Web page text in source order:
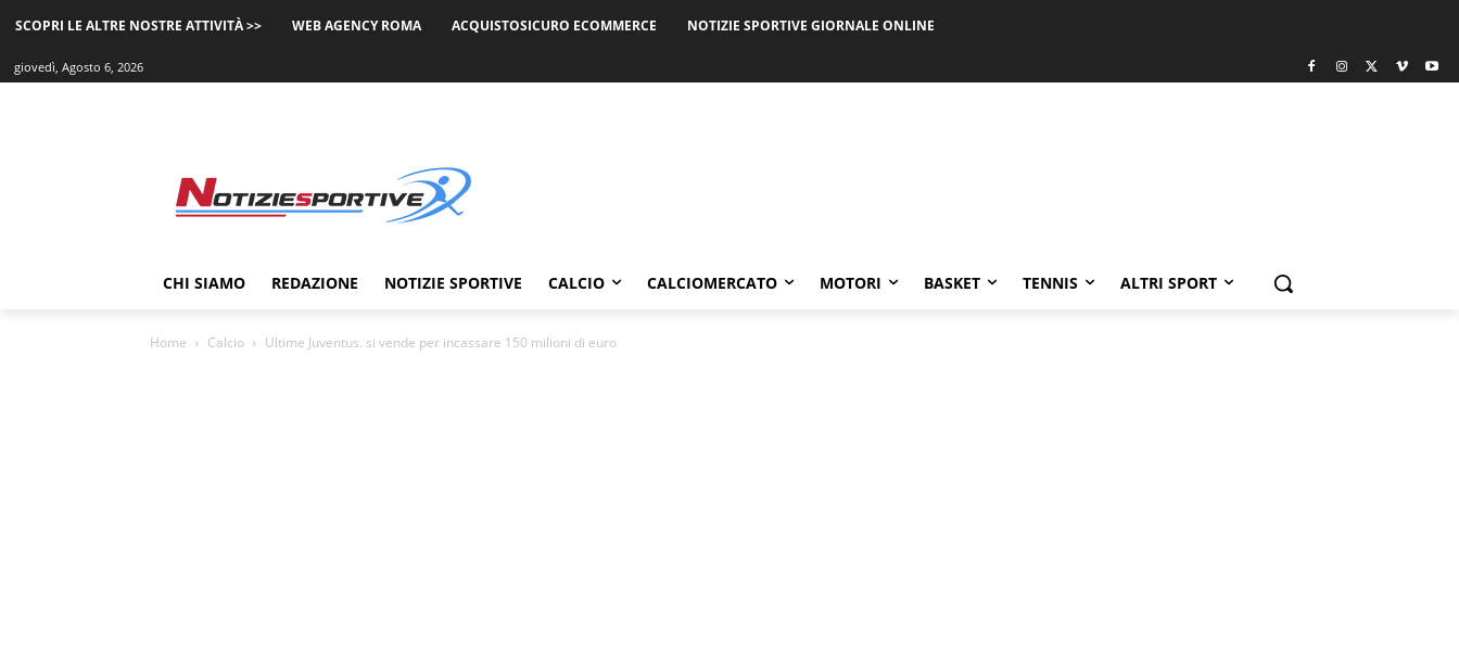
SCOPRI LE ALTRE NOSTRE ATTIVITÀ >> WEB AGENCY ROMA ACQUISTOSICURO ECOMMERCE NOTIZIE SPORTIVE GIORNALE ONLINE
giovedì, Agosto 6, 2026
CHI SIAMO REDAZIONE NOTIZIE SPORTIVE CALCIO CALCIOMERCATO MOTORI BASKET TENNIS ALTRI SPORT
Home Calcio Ultime Juventus. si vende per incassare 150 milioni di euro